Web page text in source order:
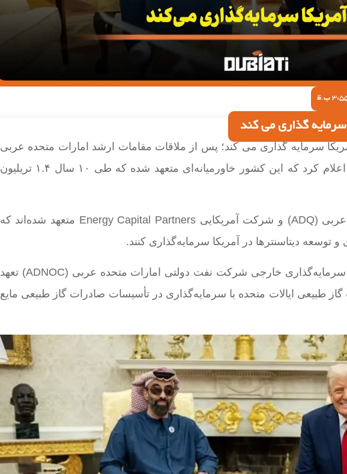
ب.ظ
دلار در آمریکا سرمایه گذاری می کند؛ پس از ملاقات مقامات ارشد امارات متحده عربی
با دونالد ترامپ، رئیس‌جمهور آمریکا، اعلام کرد که این کشور خاورمیانه‌ای متعهد شده که طی ۱۰ سال ۱.۴ تریلیون
صندوق سرمایه‌گذاری امارات متحده عربی (ADQ) و شرکت آمریکایی Energy Capital Partners متعهد شده‌اند که
همچنین شرکت XRG به‌عنوان بازوی سرمایه‌گذاری خارجی شرکت نفت دولتی امارات متحده عربی (ADNOC) تعهد
طبیعی ایالات متحده با سرمایه‌گذاری در تأسیسات صادرات گاز طبیعی مایع